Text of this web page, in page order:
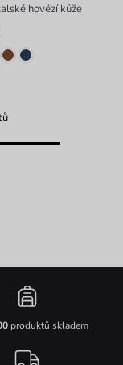
hovězí kůže
produktů skladem